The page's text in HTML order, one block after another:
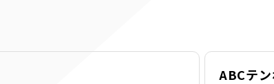
ABCテ